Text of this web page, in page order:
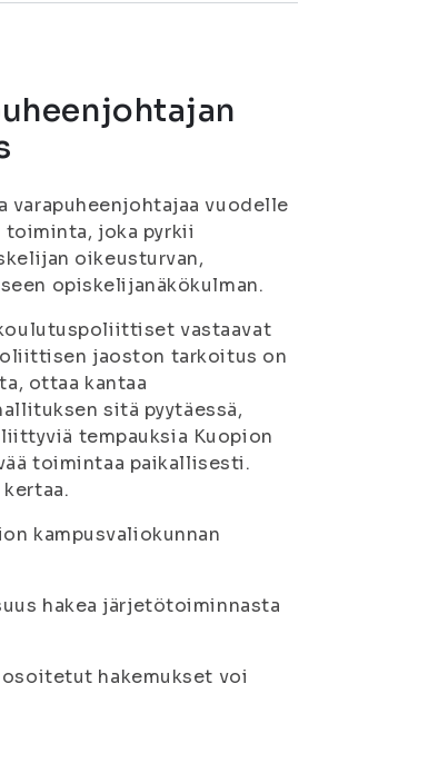
vuodelle
toiminta, joka pyrkii
oikeusturvan,
opiskelijanäkökulman.
vastaavat
jaoston tarkoitus on
ottaa kantaa
sitä pyytäessä,
tempauksia Kuopion
toimintaa paikallisesti.
kampusvaliokunnan
hakea järjetötoiminnasta
hakemukset voi